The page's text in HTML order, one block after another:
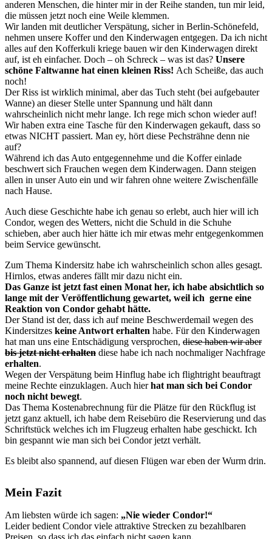
anderen Menschen, die hinter mir in der Reihe standen, tun mir leid,
die müssen jetzt noch eine Weile klemmen.
Wir landen mit deutlicher Verspätung, sicher in Berlin-Schönefeld,
nehmen unsere Koffer und den Kinderwagen entgegen. Da ich nicht
alles auf den Kofferkuli kriege bauen wir den Kinderwagen direkt
auf, ist eh einfacher. Doch – oh Schreck – was ist das? Unsere
schöne Faltwanne hat einen kleinen Riss! Ach Scheiße, das auch
noch!
Der Riss ist wirklich minimal, aber das Tuch steht (bei aufgebauter
Wanne) an dieser Stelle unter Spannung und hält dann
wahrscheinlich nicht mehr lange. Ich rege mich schon wieder auf!
Wir haben extra eine Tasche für den Kinderwagen gekauft, dass so
etwas NICHT passiert. Man ey, hört diese Pechsträhne denn nie
auf?
Während ich das Auto entgegennehme und die Koffer einlade
beschwert sich Frauchen wegen dem Kinderwagen. Dann steigen
allen in unser Auto ein und wir fahren ohne weitere Zwischenfälle
nach Hause.
Auch diese Geschichte habe ich genau so erlebt, auch hier will ich
Condor, wegen des Wetters, nicht die Schuld in die Schuhe
schieben, aber auch hier hätte ich mir etwas mehr entgegenkommen
beim Service gewünscht.
Zum Thema Kindersitz habe ich wahrscheinlich schon alles gesagt.
Hirnlos, etwas anderes fällt mir dazu nicht ein.
Das Ganze ist jetzt fast einen Monat her, ich habe absichtlich so
lange mit der Veröffentlichung gewartet, weil ich gerne eine
Reaktion von Condor gehabt hätte.
Der Stand ist der, dass ich auf meine Beschwerdemail wegen des
Kindersitzes keine Antwort erhalten habe. Für den Kinderwagen
hat man uns eine Entschädigung versprochen, diese haben wir aber
bis jetzt nicht erhalten diese habe ich nach nochmaliger Nachfrage
erhalten.
Wegen der Verspätung beim Hinflug habe ich flightright beauftragt
meine Rechte einzuklagen. Auch hierhat man sich bei Condor
noch nicht bewegt.
Das Thema Kostenabrechnung für die Plätze für den Rückflug ist
jetzt ganz aktuell, ich habe dem Reisebüro die Reservierung und das
Schriftstück welches ich im Flugzeug erhalten habe geschickt. Ich
bin gespannt wie man sich bei Condor jetzt verhält.
Es bleibt also spannend, auf diesen Flügen war eben der Wurm drin.
Mein Fazit
Am liebsten würde ich sagen: „Nie wieder Condor!“
Leider bedient Condor viele attraktive Strecken zu bezahlbaren